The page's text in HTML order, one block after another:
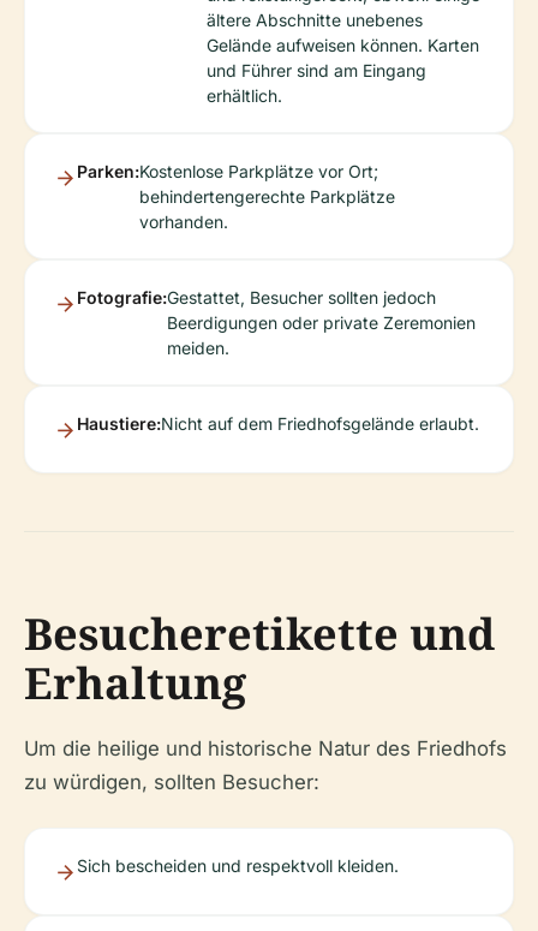
ältere Abschnitte unebenes
Gelände aufweisen können. Karten
und Führer sind am Eingang
erhältlich.
Parken:Kostenlose Parkplätze vor Ort;
behindertengerechte Parkplätze
vorhanden.
Fotografie:Gestattet, Besucher sollten jedoch
Beerdigungen oder private Zeremonien
meiden.
Haustiere:Nicht auf dem Friedhofsgelände erlaubt.
Besucheretikette und
Erhaltung
Um die heilige und historische Natur des Friedhofs
zu würdigen, sollten Besucher:
Sich bescheiden und respektvoll kleiden.